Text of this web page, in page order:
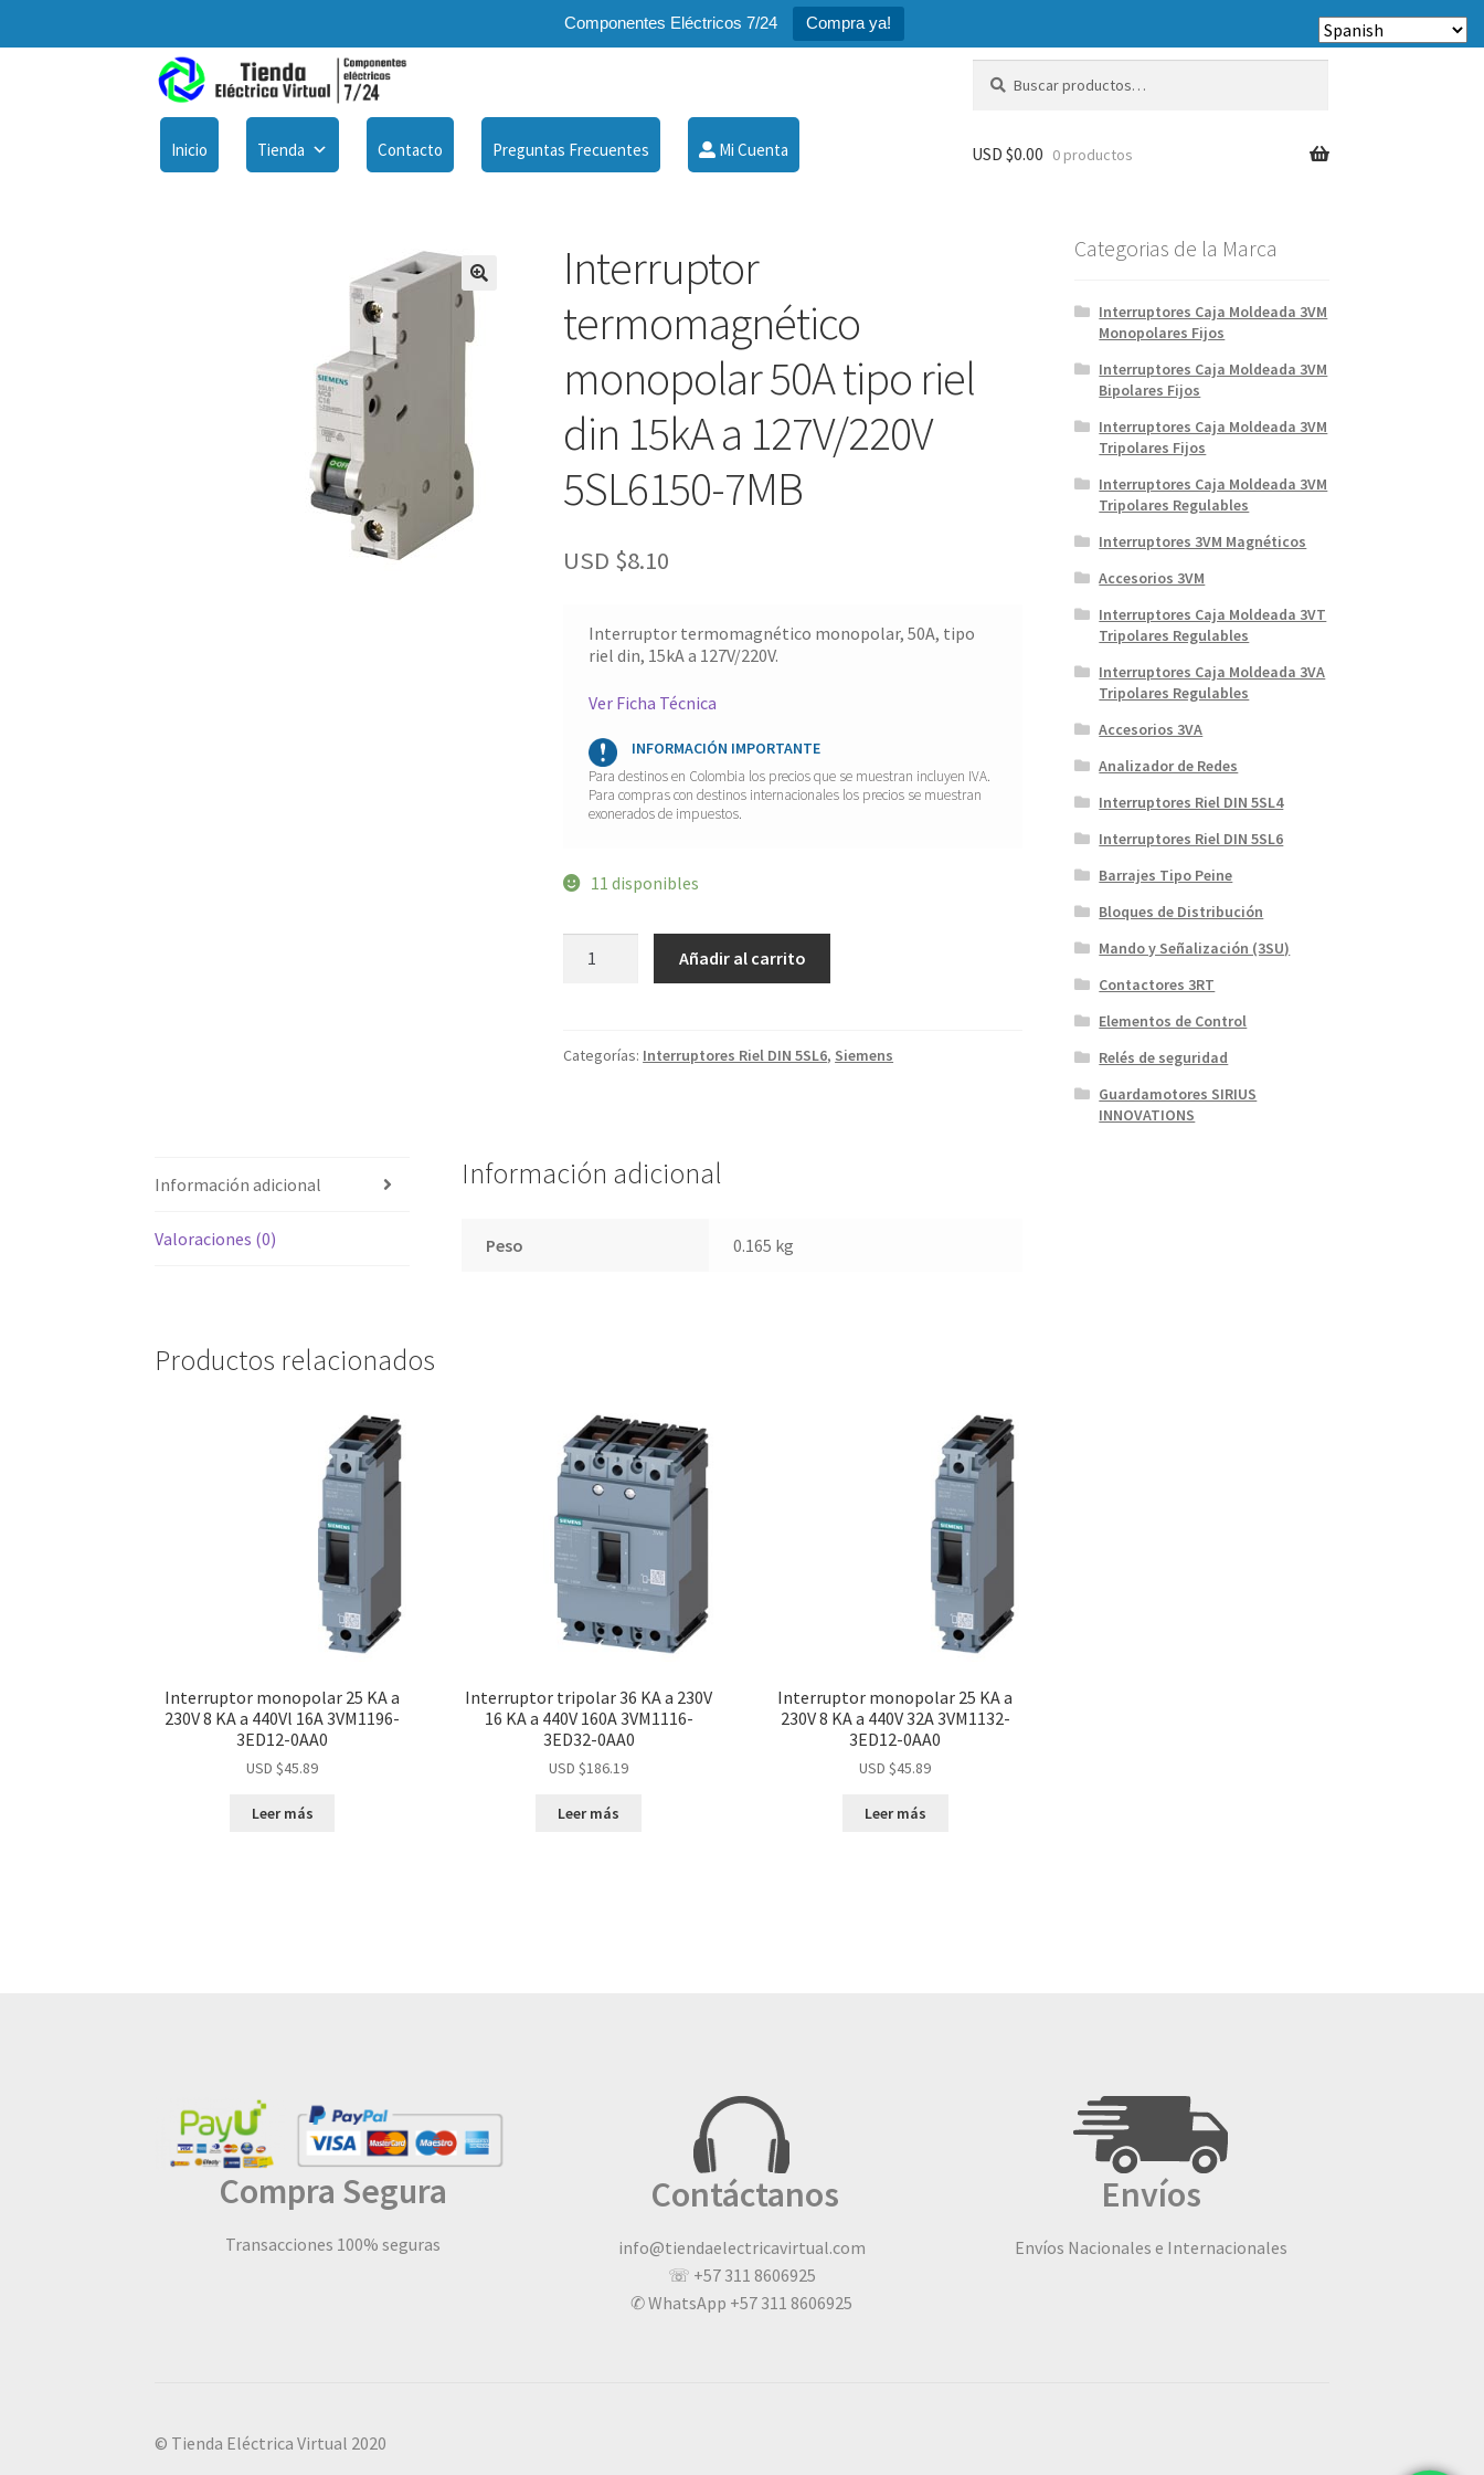
Componentes Eléctricos 7/24 Compra ya!
Buscar
Inicio Tienda Contacto Preguntas Frecuentes Mi Cuenta USD $0.00 0 productos
Interruptor
termomagnético
monopolar 50A tipo riel
din 15kA a 127V/220V
5SL6150-7MB
USD $8.10
Interruptor termomagnético monopolar, 50A, tipo
riel din, 15kA a 127V/220V.
Ver Ficha Técnica
INFORMACIÓN IMPORTANTE
Para destinos en Colombia los precios que se muestran incluyen IVA.
Para compras con destinos internacionales los precios se muestran
exonerados de impuestos.
11 disponibles
Interruptor
termomagnético
din
15kA
Añadir al carrito
Categorías: Interruptores Riel DIN 5SL6, Siemens
Información adicional
Valoraciones (0)
Información adicional
Peso 0.165 kg
Productos relacionados
Interruptor monopolar 25 KA a
230V 8 KA a 440Vl 16A 3VM1196-
3ED12-0AA0
USD $45.89
Leer más
Interruptor tripolar 36 KA a 230V
16 KA a 440V 160A 3VM1116-
3ED32-0AA0
USD $186.19
Leer más
Interruptor monopolar 25 KA a
230V 8 KA a 440V 32A 3VM1132-
3ED12-0AA0
USD $45.89
Leer más
Categorias de la Marca
Interruptores Caja Moldeada 3VM
Monopolares Fijos
Interruptores Caja Moldeada 3VM
Bipolares Fijos
Interruptores Caja Moldeada 3VM
Tripolares Fijos
Interruptores Caja Moldeada 3VM
Tripolares Regulables
Interruptores 3VM Magnéticos
Accesorios 3VM
Interruptores Caja Moldeada 3VT
Tripolares Regulables
Interruptores Caja Moldeada 3VA
Tripolares Regulables
Accesorios 3VA
Analizador de Redes
Interruptores Riel DIN 5SL4
Interruptores Riel DIN 5SL6
Barrajes Tipo Peine
Bloques de Distribución
Mando y Señalización (3SU)
Contactores 3RT
Elementos de Control
Relés de seguridad
Guardamotores SIRIUS
INNOVATIONS
Compra Segura
Transacciones 100% seguras
Contáctanos
info@tiendaelectricavirtual.com
☏ +57 311 8606925
✆ WhatsApp +57 311 8606925
Envíos
Envíos Nacionales e Internacionales
© Tienda Eléctrica Virtual 2020